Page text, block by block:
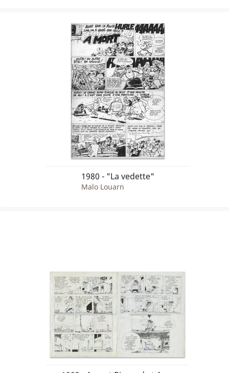
1980 - "La vedette"
Malo Louarn